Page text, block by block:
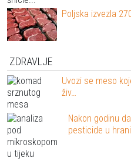
Poljska izvezla
ZDRAVLJE
Uvozi se meso
živ…
Nakon godinu
pesticide u hrani